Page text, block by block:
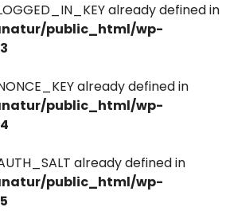
already defined in
public_html/wp-
already defined in
public_html/wp-
already defined in
public_html/wp-